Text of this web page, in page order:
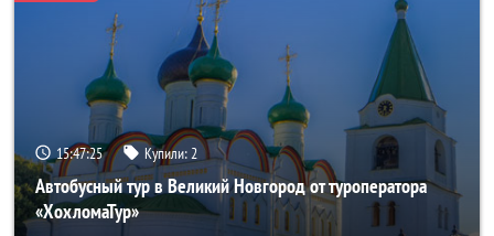
15:47:24 Купили: 2
Автобусный тур в Великий Новгород от туроператора
«ХохломаТур»